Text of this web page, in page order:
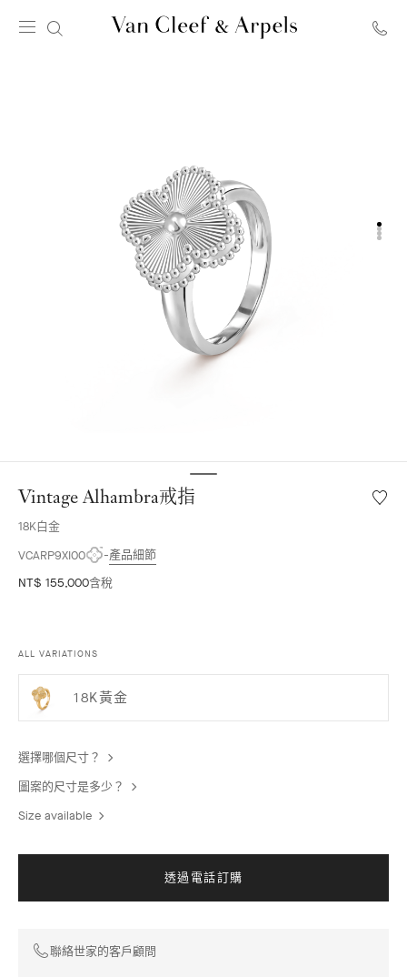
雅
寶
主
頁
Vintage Alhambra戒指
18K白金
願
VCARP9XI00
產品細節
NT$ 155,000含稅
ALL VARIATIONS
18K黃金
選擇哪個尺寸？
圖案的尺寸是多少？
Size available
透過電話訂購
聯絡世家的客戶顧問